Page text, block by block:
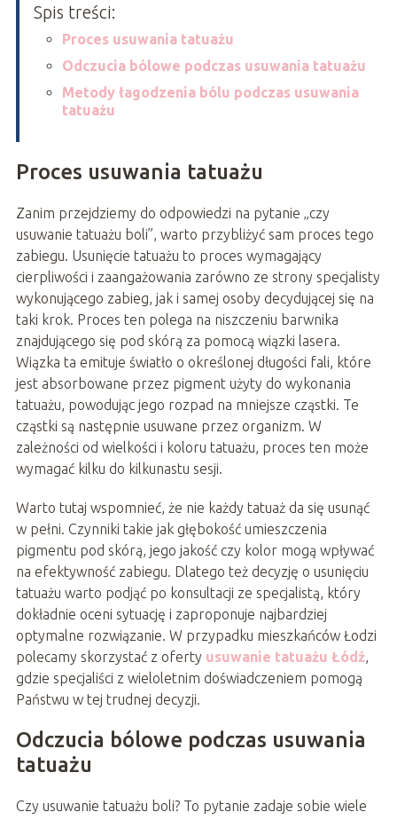
Spis treści:
Proces usuwania tatuażu
Odczucia bólowe podczas usuwania tatuażu
Metody łagodzenia bólu podczas usuwania
tatuażu
Proces usuwania tatuażu
Zanim przejdziemy do odpowiedzi na pytanie „czy
usuwanie tatuażu boli”, warto przybliżyć sam proces tego
zabiegu. Usunięcie tatuażu to proces wymagający
cierpliwości i zaangażowania zarówno ze strony specjalisty
wykonującego zabieg, jak i samej osoby decydującej się na
taki krok. Proces ten polega na niszczeniu barwnika
znajdującego się pod skórą za pomocą wiązki lasera.
Wiązka ta emituje światło o określonej długości fali, które
jest absorbowane przez pigment użyty do wykonania
tatuażu, powodując jego rozpad na mniejsze cząstki. Te
cząstki są następnie usuwane przez organizm. W
zależności od wielkości i koloru tatuażu, proces ten może
wymagać kilku do kilkunastu sesji.
Warto tutaj wspomnieć, że nie każdy tatuaż da się usunąć
w pełni. Czynniki takie jak głębokość umieszczenia
pigmentu pod skórą, jego jakość czy kolor mogą wpływać
na efektywność zabiegu. Dlatego też decyzję o usunięciu
tatuażu warto podjąć po konsultacji ze specjalistą, który
dokładnie oceni sytuację i zaproponuje najbardziej
optymalne rozwiązanie. W przypadku mieszkańców Łodzi
polecamy skorzystać z oferty usuwanie tatuażu Łódź,
gdzie specjaliści z wieloletnim doświadczeniem pomogą
Państwu w tej trudnej decyzji.
Odczucia bólowe podczas usuwania
tatuażu
Czy usuwanie tatuażu boli? To pytanie zadaje sobie wiele